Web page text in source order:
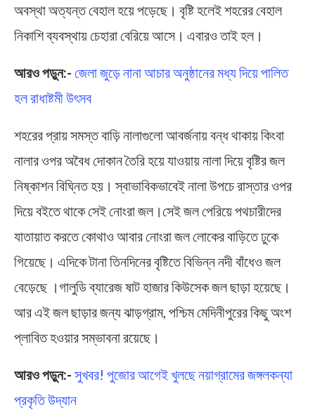
অবস্থা অত্যন্ত বেহাল হয়ে পড়েছে। বৃষ্টি হলেই শহরের বেহাল
নিকাশি ব্যবস্থায় চেহারা বেরিয়ে আসে। এবারও তাই হল।
আরও পড়ুন:- জেলা জুড়ে নানা আচার অনুষ্ঠানের মধ্য দিয়ে পালিত
হল রাধাষ্টমী উৎসব
শহরের প্রায় সমস্ত বাড়ি নালাগুলো আবর্জনায় বন্ধ থাকায় কিংবা
নালার ওপর অবৈধ দোকান তৈরি হয়ে যাওয়ায় নালা দিয়ে বৃষ্টির জল
নিষ্কাশন বিঘ্নিত হয়। স্বাভাবিকভাবেই নালা উপচে রাস্তার ওপর
দিয়ে বইতে থাকে সেই নোংরা জল।সেই জল পেরিয়ে পথচারীদের
যাতায়াত করতে কোথাও আবার নোংরা জল লোকের বাড়িতে ঢুকে
গিয়েছে। এদিকে টানা তিনদিনের বৃষ্টিতে বিভিন্ন নদী বাঁধেও জল
বেড়েছে ।গালুডি ব্যারেজ ষাট হাজার কিউসেক জল ছাড়া হয়েছে।
আর এই জল ছাড়ার জন্য ঝাড়গ্রাম, পশ্চিম মেদিনীপুরের কিছু অংশ
প্লাবিত হওয়ার সম্ভাবনা রয়েছে।
আরও পড়ুন:- সুখবর! পুজোর আগেই খুলছে নয়াগ্রামের জঙ্গলকন্যা
প্রকৃতি উদ্যান